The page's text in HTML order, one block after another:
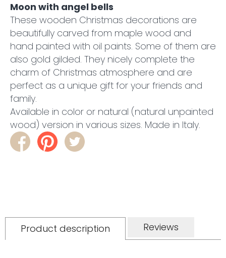
Moon with angel bells
These wooden Christmas decorations are
beautifully carved from maple wood and
hand painted with oil paints. Some of them are
also gold gilded. They nicely complete the
charm of Christmas atmosphere and are
perfect as a unique gift for your friends and
family.
Available in color or natural (natural unpainted
wood) version in various sizes. Made in Italy.
Product description Reviews